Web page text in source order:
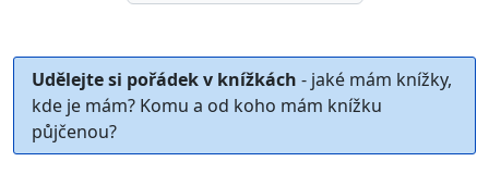
Udělejte si pořádek v knížkách - jaké mám knížky,
kde je mám? Komu a od koho mám knížku
půjčenou?